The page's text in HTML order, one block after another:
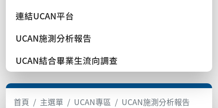
連結UCAN平台
UCAN施測分析報告
UCAN結合畢業生流向調查
首頁 主選單 UCAN專區 UCAN施測分析報告